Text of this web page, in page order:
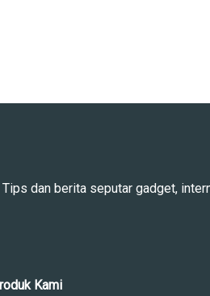
dan berita seputar gadget,
Kami